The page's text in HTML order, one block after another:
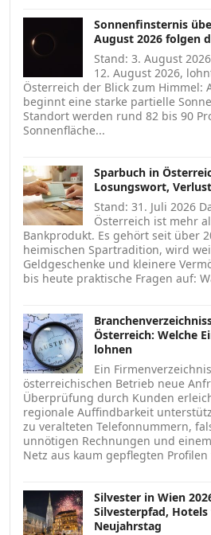
Sonnenfinsternis
August 2026 folgen
Stand: 3. August
12. August 2026,
Österreich der Blick zum Himmel:
beginnt eine starke partielle
Standort werden rund 82 bis 90
Sonnenfläche...
Sparbuch in
Losungswort,
Stand: 31. Juli 2026
Österreich ist mehr
Bankprodukt. Es gehört seit über
heimischen Spartradition, wird
Geldgeschenke und kleinere
bis heute praktische Fragen auf:
Österreich: Welche
lohnen
Ein
österreichischen Betrieb neue
Überprüfung durch Kunden
regionale Auffindbarkeit
zu veralteten Telefonnummern,
unnötigen Rechnungen und
Netz aus kaum gepflegten
Silvester in Wien
Silvesterpfad,
Neujahrstag